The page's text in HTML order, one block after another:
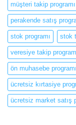
müşteri takip programı
perakende satış
stok programı stok
veresiye takip
ön muhasebe programı
ücretsiz kırtasiye
ücretsiz market satış